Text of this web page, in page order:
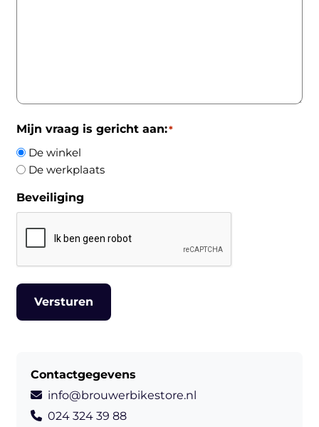
Mijn vraag is gericht aan:*
De winkel
De werkplaats
Beveiliging
Contactgegevens
info@brouwerbikestore.nl
024 324 39 88